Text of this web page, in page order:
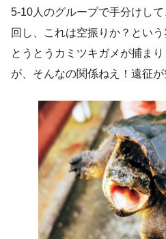
5-10人のグループで手分けし
回し、これは空振りか？とい
とうとうカミツキガメが捕ま
が、そんなの関係ねえ！遠征が